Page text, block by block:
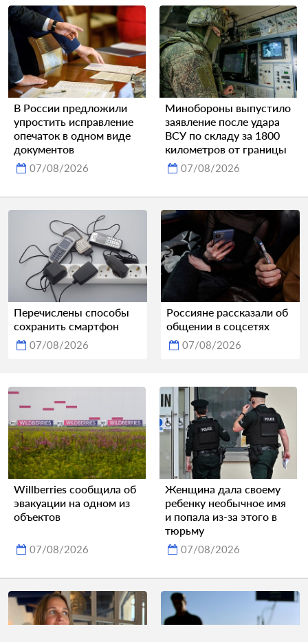
В России предложили
упростить исправление
опечаток в одном виде
документов
07/08/2026
Минобороны выпустило
заявление после удара
ВСУ по складу за 1800
километров от границы
07/08/2026
Перечислены способы
сохранить смартфон
07/08/2026
Россияне рассказали об
общении в соцсетях
07/08/2026
Willberries сообщила об
эвакуации на одном из
объектов
07/08/2026
Женщина дала своему
ребенку необычное имя
и попала из-за этого в
тюрьму
07/08/2026